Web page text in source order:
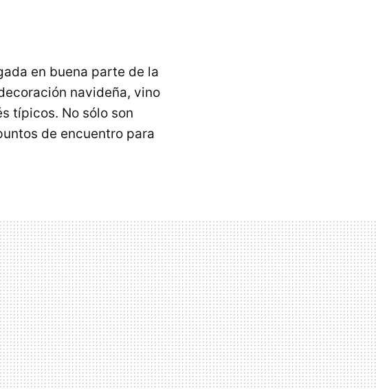
en buena parte de la
navideña, vino
típicos. No sólo son
de encuentro para